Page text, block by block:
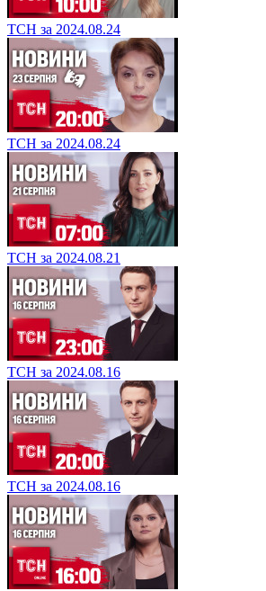
ТСН за 2024.08.24
ТСН за 2024.08.24
ТСН за 2024.08.21
ТСН за 2024.08.16
ТСН за 2024.08.16